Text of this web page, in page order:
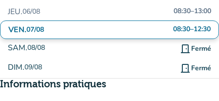
JEU.06/08 08:30–13:00
VEN.07/08 08:30–12:30
SAM.08/08 door_front Fermé
DIM.09/08 door_front Fermé
Informations pratiques